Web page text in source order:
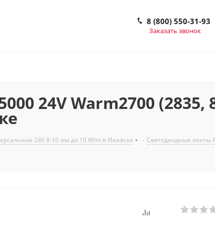
8 (800) 550-31-93
Заказать звонок
24V Warm2700 (2835,
24V 8-10 мм до 10 W/m в Ижевске - Светодиодные ленты